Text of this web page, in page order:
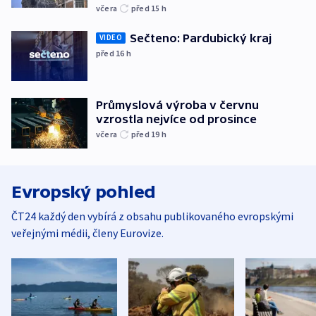
včera před 15 h
VIDEO Sečteno: Pardubický kraj
před 16 h
Průmyslová výroba v červnu
vzrostla nejvíce od prosince
včera před 19 h
Evropský pohled
ČT24 každý den vybírá z obsahu publikovaného evropskými
veřejnými médii, členy Eurovize.